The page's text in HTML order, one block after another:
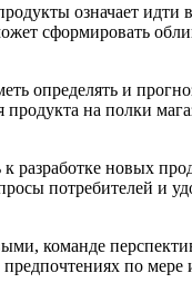
означает
сформировать
определять и
на полки
новых
потребителей
команде
по мере